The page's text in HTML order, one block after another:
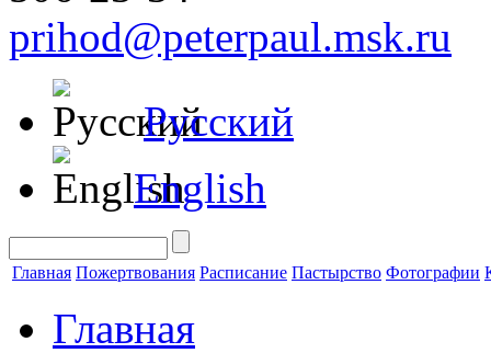
prihod@peterpaul.msk.ru
Русский
English
Главная Пожертвования Расписание Пастырство Фотографии
Главная